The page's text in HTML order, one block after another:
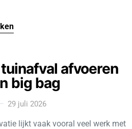
afvoeren
big bag
29 juli 2026
lijkt vaak vooral veel werk met